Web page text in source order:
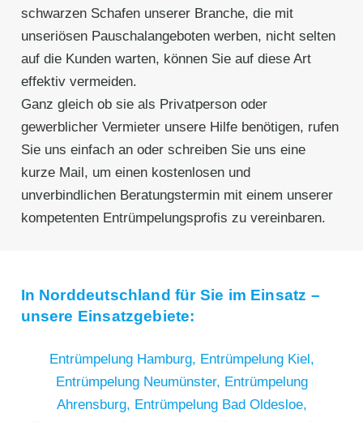
schwarzen Schafen unserer Branche, die mit
unseriösen Pauschalangeboten werben, nicht selten
auf die Kunden warten, können Sie auf diese Art
effektiv vermeiden.
Ganz gleich ob sie als Privatperson oder
gewerblicher Vermieter unsere Hilfe benötigen, rufen
Sie uns einfach an oder schreiben Sie uns eine
kurze Mail, um einen kostenlosen und
unverbindlichen Beratungstermin mit einem unserer
kompetenten Entrümpelungsprofis zu vereinbaren.
In Norddeutschland für Sie im Einsatz –
unsere Einsatzgebiete:
Entrümpelung Hamburg, Entrümpelung Kiel,
Entrümpelung Neumünster, Entrümpelung
Ahrensburg, Entrümpelung Bad Oldesloe,